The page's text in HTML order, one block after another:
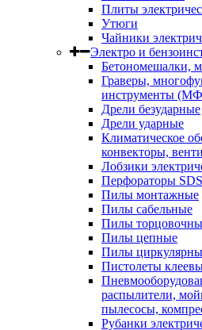
Плиты
Утюги
Чайники
Электро и
Бетономешалки,
Граверы,
инструменты
Дрели безударные
Дрели ударные
Климатическое
конвекторы,
Лобзики
Перфораторы
Пилы монтажные
Пилы сабельные
Пилы
Пилы цепные
Пилы
Пистолеты
распылители,
пылесосы,
Рубанки